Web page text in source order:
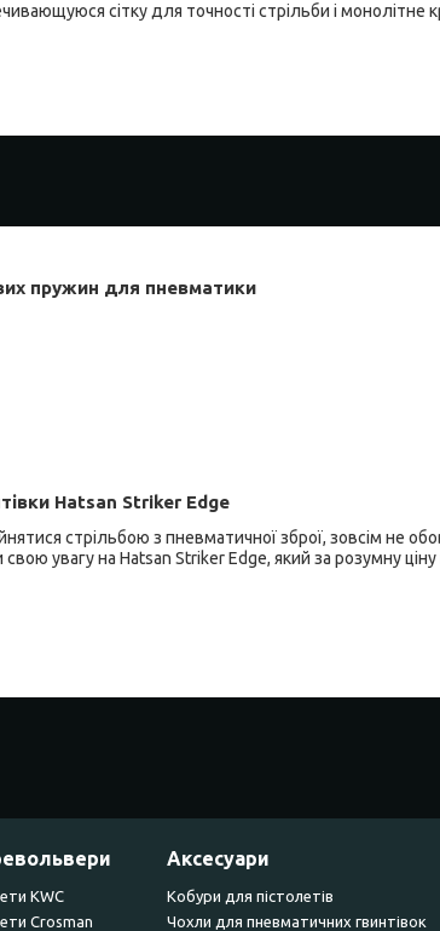
сітку для точності стрільби і монолітне
пружин для пневматики
Hatsan Striker Edge
стрільбою з пневматичної зброї, зовсім не
увагу на Hatsan Striker Edge, який за розумну
KWC
Crosman
Аксесуари
Кобури для пістолетів
Чохли для пневматичних гвинтівок